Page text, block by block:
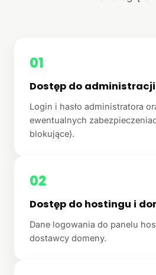
01
Dostęp do administracji
Login i hasło administratora
ewentualnych
blokujące).
02
Dostęp do hostingu i
Dane logowania do panelu
dostawcy domeny.